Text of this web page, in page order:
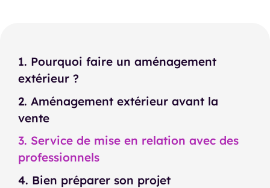
1. Pourquoi faire un aménagement
extérieur ?
2. Aménagement extérieur avant la
vente
3. Service de mise en relation avec des
professionnels
4. Bien préparer son projet